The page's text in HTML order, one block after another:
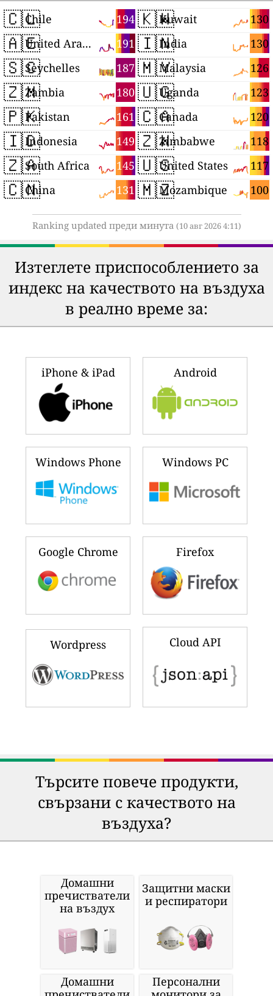
🇨🇱 194
Chile
🇦🇪 191
United Arab Emirates
🇸🇨 187
Seychelles
🇿🇲 180
Zambia
🇵🇰 161
Pakistan
🇮🇩 149
Indonesia
🇿🇦 145
South Africa
🇨🇳 131
China
🇰🇼 130
Kuwait
🇮🇳 130
India
🇲🇾 126
Malaysia
🇺🇬 123
Uganda
🇨🇦 120
Canada
🇿🇼 118
Zimbabwe
🇺🇸 117
United States
🇲🇿 100
Mozambique
Ranking updated преди минута (10 авг 2026 4:11)
Изтеглете приспособлението за
индекс на качеството на въздуха
в реално време за:
iPhone & iPad Android
Windows Phone Windows PC
Google Chrome Firefox
Wordpress Cloud API
Търсите повече продукти,
свързани с качеството на
въздуха?
Домашни
пречистватели
на въздух
Защитни маски
и респиратори
Домашни
Персонални